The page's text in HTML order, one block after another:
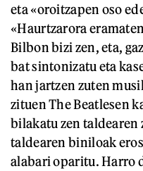
eta «oroitzapen oso
«Haurtzarora
Bilbon bizi zen, eta,
bat sintonizatu eta
han jartzen zuten
zituen The Beatlesen
bilakatu zen taldearen
taldearen biniloak
alabari oparitu. Harro